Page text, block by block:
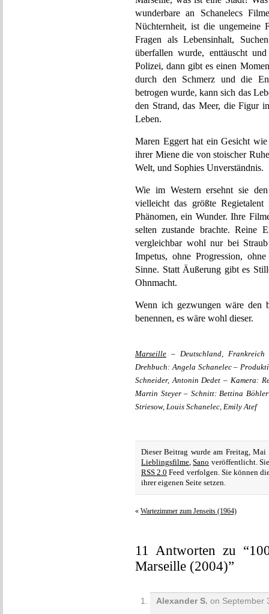
wunderbare an Schanelecs
Nüchternheit, ist die ungemeine
Fragen als Lebensinhalt,
überfallen wurde, enttäuscht
Polizei, dann gibt es einen
durch den Schmerz und die
betrogen wurde, kann sich das
den Strand, das Meer, die Figur
Leben.
Maren Eggert hat ein Gesicht
ihrer Miene die von stoischer
Welt, und Sophies Unverständnis.
Wie im Western ersehnt sie
vielleicht das größte
Phänomen, ein Wunder. Ihre
selten zustande brachte. Reine
vergleichbar wohl nur bei
Impetus, ohne Progression,
Sinne. Statt Äußerung gibt es
Ohnmacht.
Wenn ich gezwungen wäre den
benennen, es wäre wohl dieser.
Marseille – Deutschland,
Drehbuch: Angela Schanelec –
Schneider, Antonin Dedet – Kamera:
Martin Steyer – Schnitt: Bettina
Striesow, Louis Schanelec, Emily Atef
Dieser Beitrag wurde am Freitag,
Lieblingsfilme,Sano veröffentlicht.
RSS 2.0 Feed verfolgen. Sie können
ihrer eigenen Seite setzen.
« Wartezimmer zum Jenseits (1964)
11 Antworten zu
Marseille (2004)”
Alexander S. on September